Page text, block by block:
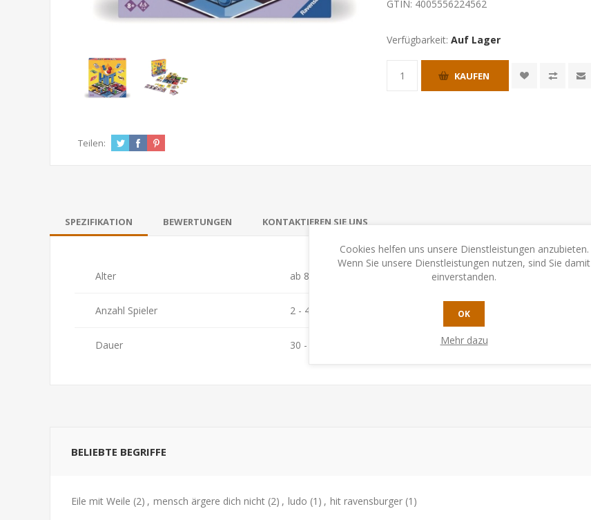
GTIN: 4005556224562
Verfügbarkeit: Auf Lager
KAUFEN
Teilen:
SPEZIFIKATION BEWERTUNGEN KONTAKTIEREN SIE UNS
Alter ab 8 Jahren
Anzahl Spieler 2 - 4
Dauer 30 - 45 Min
BELIEBTE BEGRIFFE
Eile mit Weile (2) , mensch ärgere dich nicht (2) , ludo (1) , hit ravensburger (1)
Cookies helfen uns unsere Dienstleistungen anzubieten.
Wenn Sie unsere Dienstleistungen nutzen, sind Sie damit
einverstanden.
OK
Mehr dazu